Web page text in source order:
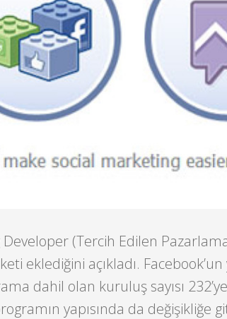
(Tercih Edilen
eklediğini açıkladı. Facebook’un
dahil olan kuruluş sayısı 232’ye
yapısında da değişikliğe